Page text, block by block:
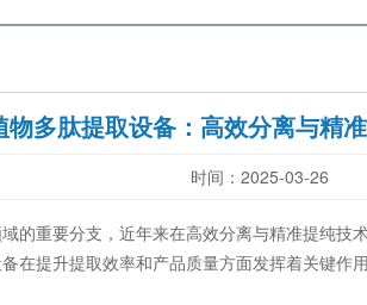
物多肽提取设备：高效分离与精
时间：2025-03-26
重要分支，近年来在高效分离与精准提纯技
在提升提取效率和产品质量方面发挥着关键作